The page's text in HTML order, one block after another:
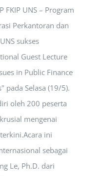
FKIP UNS – Program
Perkantoran dan
sukses
Guest Lecture
in Public Finance
pada Selasa (19/5).
oleh 200 peserta
mengenai
ini
sebagai
Le, Ph.D. dari